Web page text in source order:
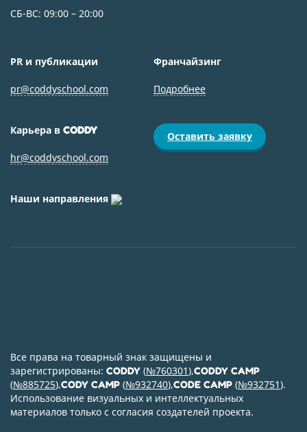
СБ-ВС: 09:00 – 20:00
PR и публикации
pr@coddyschool.com
Франчайзинг
Подробнее
Карьера в CODDY
hr@coddyschool.com
Оставить заявку
Наши направления
Все права на товарный знак защищены и
зарегистрированы: CODDY (№760301),CODDY CAMP
(№885725),CODY CAMP (№932740),CODE CAMP (№932751).
Использование визуальных и интеллектуальных
материалов только с согласия создателей проекта.